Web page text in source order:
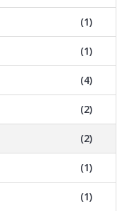
(1)
(1)
(4)
(2)
(2)
(1)
(1)